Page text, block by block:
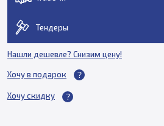
Тендеры
Нашли дешевле? Снизим цену!
Хочу в подарок
Хочу скидку